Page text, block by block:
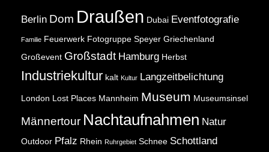
Berlin Dom Draußen Dubai Eventfotografie
Familie Feuerwerk Fotogruppe Speyer Griechenland
Großevent Großstadt Hamburg Herbst
Industriekultur kalt Kultur Langzeitbelichtung
London Lost Places Mannheim Museum Museumsinsel
Männertour Nachtaufnahmen Natur
Outdoor Pfalz Rhein Ruhrgebiet Schnee Schottland